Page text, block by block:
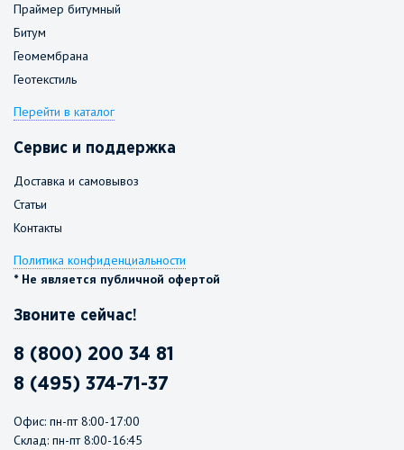
Праймер битумный
Битум
Геомембрана
Геотекстиль
Перейти в каталог
Сервис и поддержка
Доставка и самовывоз
Статьи
Контакты
Политика конфиденциальности
* Не является публичной офертой
Звоните сейчас!
8 (800) 200 34 81
8 (495) 374-71-37
Офис: пн-пт 8:00-17:00
Склад: пн-пт 8:00-16:45